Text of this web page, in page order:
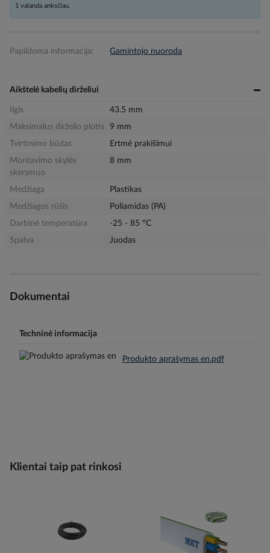
1 valanda anksčiau.
Papildoma informacija: Gamintojo nuoroda
Aikštelė kabelių dirželiui
Ilgis
43.5 mm
Maksimalus dirželio plotis
9 mm
Tvirtinimo būdas
Ertmė prakišimui
Montavimo skylės
skersmuo
8 mm
Medžiaga
Plastikas
Medžiagos rūšis
Poliamidas (PA)
Darbinė temperatūra
-25 - 85 °C
Spalva
Juodas
Dokumentai
Techninė informacija
Produkto aprašymas en.pdf
Klientai taip pat rinkosi